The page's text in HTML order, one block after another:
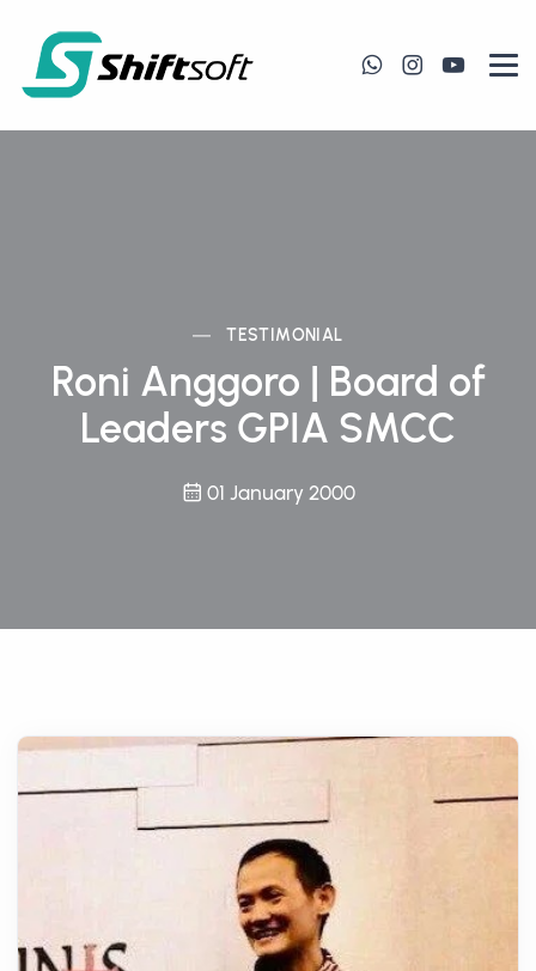
TESTIMONIAL
Roni Anggoro | Board of
Leaders GPIA SMCC
01 January 2000